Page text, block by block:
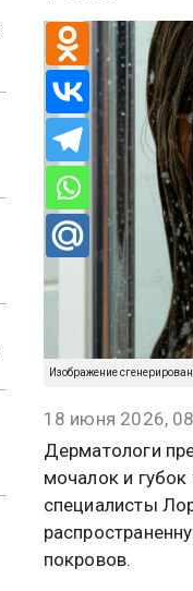
Изображение
18 июня 2026,
Дерматологи
мочалок и
специалисты
покровов.